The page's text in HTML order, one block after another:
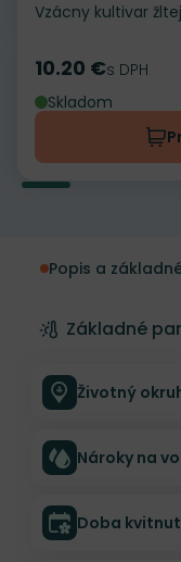
Vzácny kultivar
Cena
10.20 €s DPH
Skladom
Popis a
Základné
Životný
Nároky na
Doba